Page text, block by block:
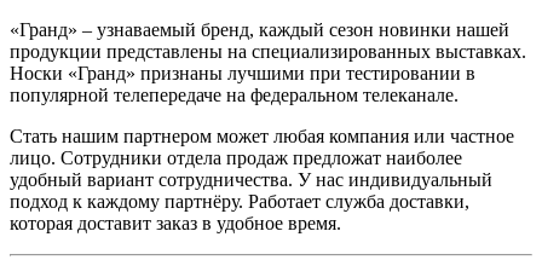
«Гранд» – узнаваемый бренд, каждый сезон новинки нашей
продукции представлены на специализированных выставках.
Носки «Гранд» признаны лучшими при тестировании в
популярной телепередаче на федеральном телеканале.
Стать нашим партнером может любая компания или частное
лицо. Сотрудники отдела продаж предложат наиболее
удобный вариант сотрудничества. У нас индивидуальный
подход к каждому партнёру. Работает служба доставки,
которая доставит заказ в удобное время.